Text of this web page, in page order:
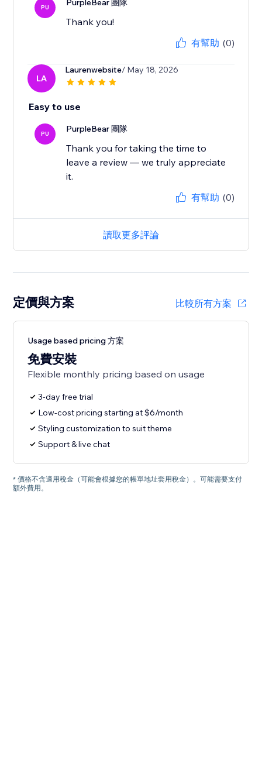
PU PurpleBear 團隊
Thank you!
有幫助 (0)
LA
Laurenwebsite/ May 18, 2026
Easy to use
PU PurpleBear 團隊
Thank you for taking the time to
leave a review — we truly appreciate
it.
有幫助 (0)
讀取更多評論
定價與方案 比較所有方案
Usage based pricing 方案
免費安裝
Flexible monthly pricing based on usage
3-day free trial
Low-cost pricing starting at $6/month
Styling customization to suit theme
Support & live chat
* 價格不含適用稅金（可能會根據您的帳單地址套用稅金）。可能需要支付
額外費用。